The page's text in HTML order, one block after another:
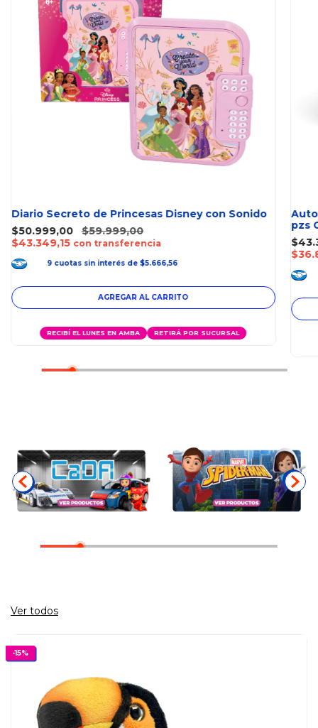
Diario Secreto de Princesas Disney con Sonido
$50.999,00
$59.999,00
$43.349,15 con transferencia
9 cuotas sin interés de $5.666,56
RECIBÍ EL LUNES EN AMBA RETIRÁ POR SUCURSAL
Auto
pzs
Ver todos
-15%